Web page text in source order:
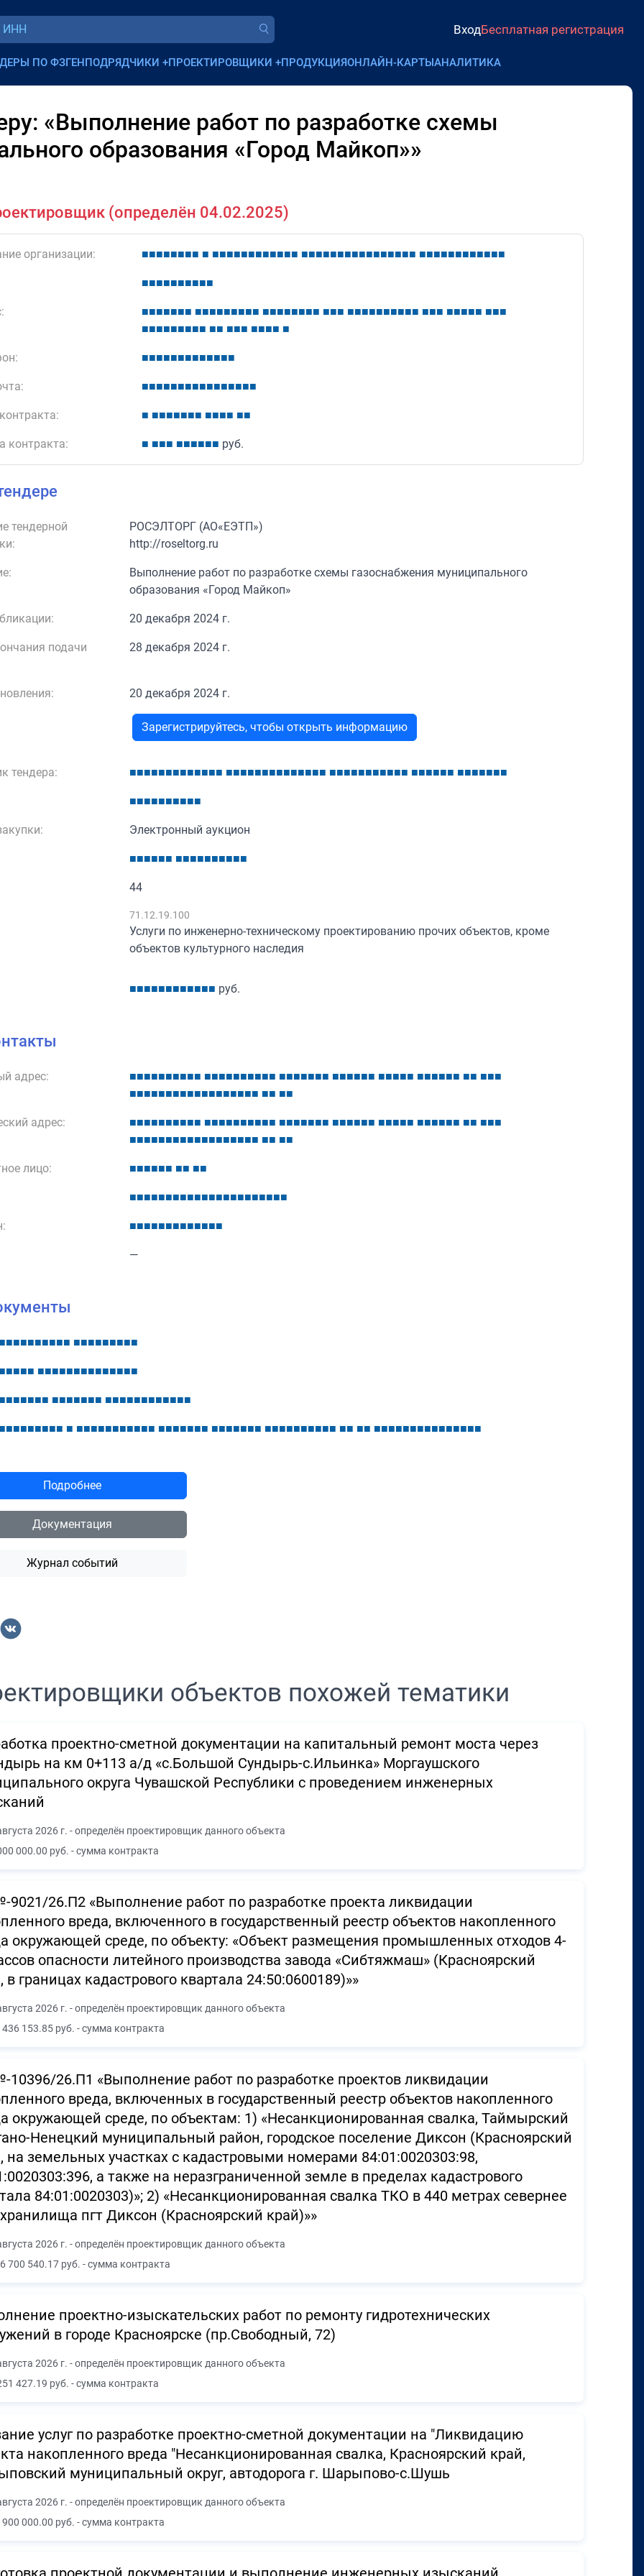
ВходБесплатная регистрация
ПО ФЗГЕНПОДРЯДЧИКИ +ПРОЕКТИРОВЩИКИ +ПРОДУКЦИЯОНЛАЙН-КАРТЫАНАЛИТИКА
«Выполнение работ по разработке схемы
образования «Город Майкоп»»
(определён 04.02.2025)
организации: ■■■■■■■■ ■ ■■■■■■■■■■■■ ■■■■■■■■■■■■■■■■ ■■■■■■■■■■■■
■■■■■■■■■■
■■■■■■■ ■■■■■■■■■ ■■■■■■■■ ■■■ ■■■■■■■■■■ ■■■ ■■■■■ ■■■
■■■■■■■■■ ■■ ■■■ ■■■■ ■
■■■■■■■■■■■■■
■■■■■■■■■■■■■■■■
■ ■■■■■■■ ■■■■ ■■
контракта: ■ ■■■ ■■■■■■ руб.
тендерной
РОСЭЛТОРГ (АО«ЕЭТП»)
http://roseltorg.ru
Выполнение работ по разработке схемы газоснабжения муниципального
образования «Город Майкоп»
20 декабря 2024 г.
подачи
28 декабря 2024 г.
20 декабря 2024 г.
Зарегистрируйтесь, чтобы открыть информацию
тендера: ■■■■■■■■■■■■■ ■■■■■■■■■■■■■■ ■■■■■■■■■■■ ■■■■■■ ■■■■■■■
■■■■■■■■■■
Электронный аукцион
■■■■■■ ■■■■■■■■■■
44
71.12.19.100
Услуги по инженерно-техническому проектированию прочих объектов, кроме
объектов культурного наследия
■■■■■■■■■■■■ руб.
адрес: ■■■■■■■■■■ ■■■■■■■■■■ ■■■■■■■ ■■■■■■ ■■■■■ ■■■■■■ ■■ ■■■
■■■■■■■■■■■■■■■■■■ ■■ ■■
адрес: ■■■■■■■■■■ ■■■■■■■■■■ ■■■■■■■ ■■■■■■ ■■■■■ ■■■■■■ ■■ ■■■
■■■■■■■■■■■■■■■■■■ ■■ ■■
лицо: ■■■■■■ ■■ ■■
■■■■■■■■■■■■■■■■■■■■■■
■■■■■■■■■■■■■
—
■■■■■■■■■■ ■■■■■■■■■
■■■■■ ■■■■■■■■■■■■■■
■■■■■■■ ■■■■■■■ ■■■■■■■■■■■■
■■■■■■■■■ ■ ■■■■■■■■■■■ ■■■■■■■ ■■■■■■■ ■■■■■■■■■■ ■■ ■■ ■■■■■■■■■■■■■■■
Подробнее
Документация
Журнал событий
объектов похожей тематики
проектно-сметной документации на капитальный ремонт моста через
на км 0+113 а/д «с.Большой Сундырь-с.Ильинка» Моргаушского
округа Чувашской Республики с проведением инженерных
2026 г. - определён проектировщик данного объекта
000.00 руб. - сумма контракта
26.П2 «Выполнение работ по разработке проекта ликвидации
вреда, включенного в государственный реестр объектов накопленного
окружающей среде, по объекту: «Объект размещения промышленных отходов 4-
опасности литейного производства завода «Сибтяжмаш» (Красноярский
в границах кадастрового квартала 24:50:0600189)»»
2026 г. - определён проектировщик данного объекта
436 153.85 руб. - сумма контракта
26.П1 «Выполнение работ по разработке проектов ликвидации
вреда, включенных в государственный реестр объектов накопленного
окружающей среде, по объектам: 1) «Несанкционированная свалка, Таймырский
Ненецкий муниципальный район, городское поселение Диксон (Красноярский
на земельных участках с кадастровыми номерами 84:01:0020303:98,
а также на неразграниченной земле в пределах кадастрового
84:01:0020303)»; 2) «Несанкционированная свалка ТКО в 440 метрах севернее
пгт Диксон (Красноярский край)»»
2026 г. - определён проектировщик данного объекта
700 540.17 руб. - сумма контракта
проектно-изыскательских работ по ремонту гидротехнических
в городе Красноярске (пр.Свободный, 72)
2026 г. - определён проектировщик данного объекта
427.19 руб. - сумма контракта
услуг по разработке проектно-сметной документации на "Ликвидацию
накопленного вреда "Несанкционированная свалка, Красноярский край,
муниципальный округ, автодорога г. Шарыпово-с.Шушь
2026 г. - определён проектировщик данного объекта
900 000.00 руб. - сумма контракта